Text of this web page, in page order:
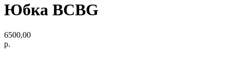
Юбка BCBG
6500,00
р.